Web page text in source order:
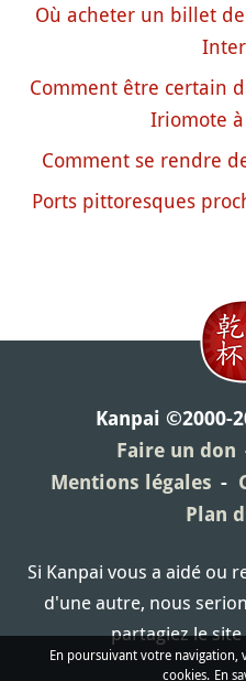
Où acheter un billet
Comment être certain
Iriomote
Comment se rendre
Ports pittoresques
Kanpai ©2000-
Faire un don
Mentions légales
Plan
Si Kanpai vous a aidé ou
d'une autre, nous
partagiez le
En poursuivant votre navigation,
cookies. En